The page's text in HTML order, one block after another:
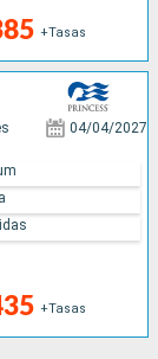
+Tasas
04/04/2027
+Tasas